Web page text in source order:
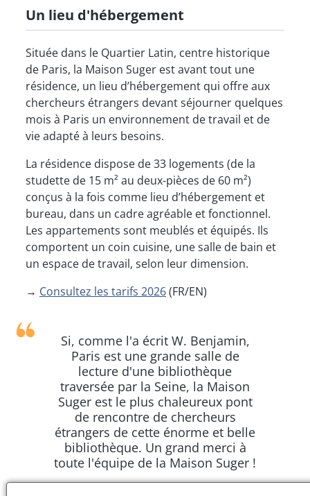
Un lieu d'hébergement
Située dans le Quartier Latin, centre historique
de Paris, la Maison Suger est avant tout une
résidence, un lieu d’hébergement qui offre aux
chercheurs étrangers devant séjourner quelques
mois à Paris un environnement de travail et de
vie adapté à leurs besoins.
La résidence dispose de 33 logements (de la
studette de 15 m² au deux-pièces de 60 m²)
conçus à la fois comme lieu d’hébergement et
bureau, dans un cadre agréable et fonctionnel.
Les appartements sont meublés et équipés. Ils
comportent un coin cuisine, une salle de bain et
un espace de travail, selon leur dimension.
→ Consultez les tarifs 2026(FR/EN)
Si, comme l'a écrit W. Benjamin,
Paris est une grande salle de
lecture d'une bibliothèque
traversée par la Seine, la Maison
Suger est le plus chaleureux pont
de rencontre de chercheurs
étrangers de cette énorme et belle
bibliothèque. Un grand merci à
toute l'équipe de la Maison Suger !